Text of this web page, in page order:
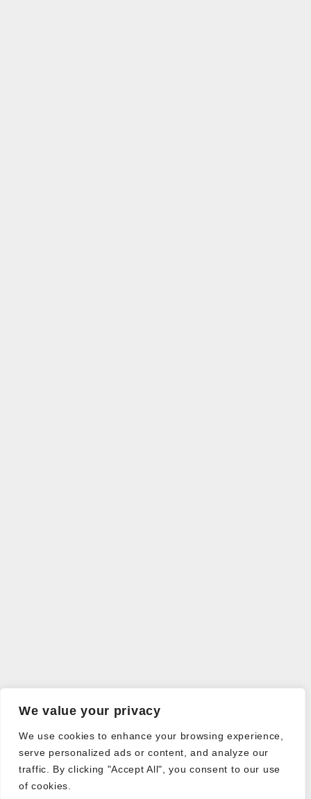
We value your privacy
We use cookies to enhance your browsing experience,
serve personalized ads or content, and analyze our
traffic. By clicking "Accept All", you consent to our use
of cookies.